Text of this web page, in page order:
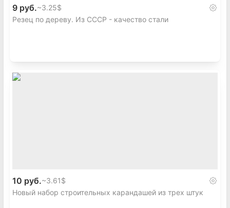
9 руб.~3.25$
Резец по дереву. Из СССР - качество стали
10 руб.~3.61$
Новый набор строительных карандашей из трех штук